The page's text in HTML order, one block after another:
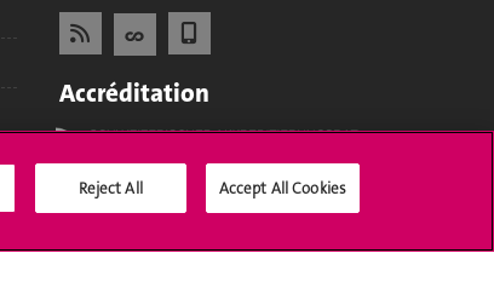
Accréditation
Reject All Accept All Cookies